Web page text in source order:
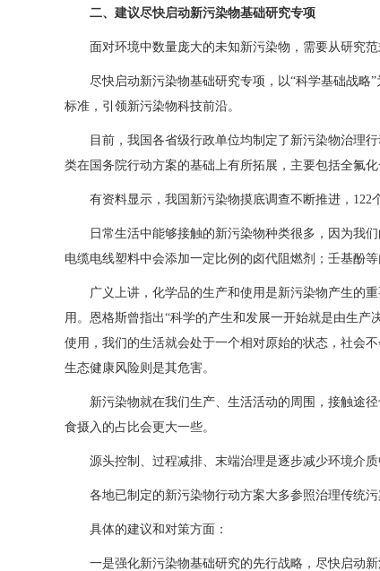
二、建议尽快启动新污染物基础研究专项
面对环境中数量庞大的未知新污染物，需要从研究
尽快启动新污染物基础研究专项，以“科学基础战
标准，引领新污染物科技前沿。
目前，我国各省级行政单位均制定了新污染物治理
类在国务院行动方案的基础上有所拓展，主要包括全氟
有资料显示，我国新污染物摸底调查不断推进，122
日常生活中能够接触的新污染物种类很多，因为我
电缆电线塑料中会添加一定比例的卤代阻燃剂；壬基酚
广义上讲，化学品的生产和使用是新污染物产生的
用。恩格斯曾指出“科学的产生和发展一开始就是由生
使用，我们的生活就会处于一个相对原始的状态，社会
生态健康风险则是其危害。
新污染物就在我们生产、生活活动的周围，接触途
食摄入的占比会更大一些。
源头控制、过程减排、末端治理是逐步减少环境介
各地已制定的新污染物行动方案大多参照治理传统
具体的建议和对策方面：
一是强化新污染物基础研究的先行战略，尽快启动